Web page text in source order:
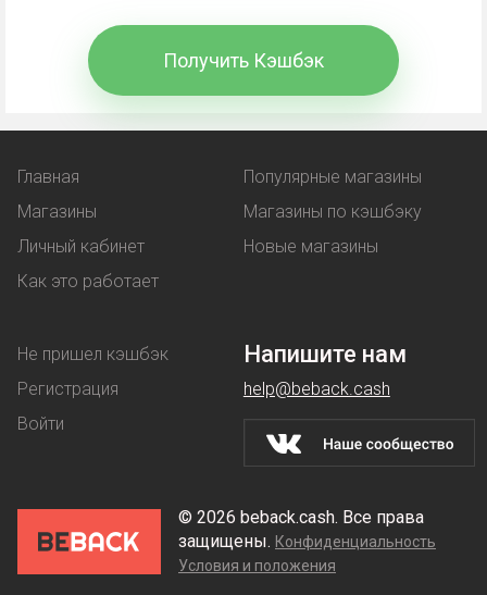
Промокод- комбинация символов, вводимая при
оформлении покупки. В обмен покупатель
получает выгоду:
услугу, предоставляемая бонусом -
например, бесплатная доставка.
использовании клиент покупает товар по
Скидкимагазины предоставляют на разных
условиях: их делают постоянным покупателям,
предлагают денежные выгоды при оптовой
Используйте кэшбэк КАПИТАЛ LIFE - «Стоп.Клещ»
для максимальной выгоды, но учтите, что
Получить Кэшбэк
Главная
Магазины
Личный кабинет
Как это работает
Популярные магазины
Магазины по кэшбэку
Новые магазины
Не пришел кэшбэк
Регистрация
Войти
Напишите нам
help@beback.cash
© 2026 beback.cash. Все права
защищены. Конфиденциальность
Условия и положения